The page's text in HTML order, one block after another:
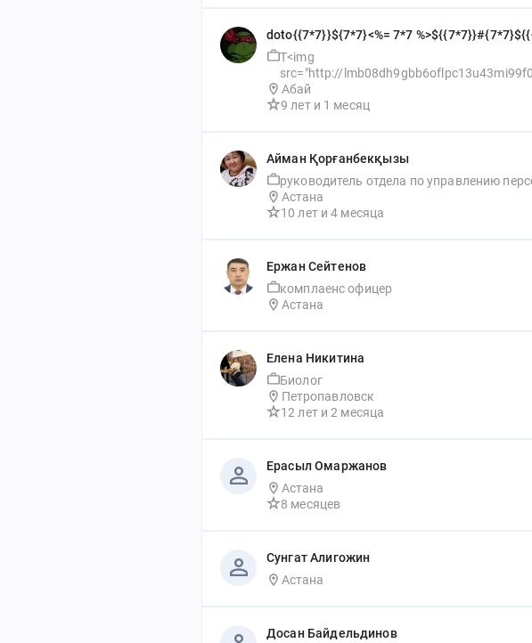
doto{{7*7}}${7*7}<%= 7*7
bowT<img
src="http://
om/" />est
Абай
9 лет и 1 месяц
Айман Қорғанбекқызы
руководитель отдела по управлению
Астана
10 лет и 4 месяца
Ержан Сейтенов
комплаенс офицер
Астана
Елена Никитина
Биолог
Петропавловск
12 лет и 2 месяца
Ерасыл Омаржанов
Астана
8 месяцев
Сунгат Алигожин
Астана
Досан Байдельдинов